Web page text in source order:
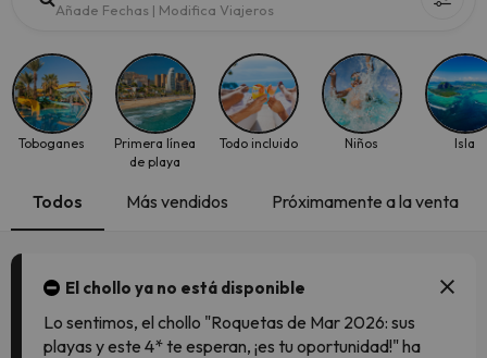
Añade Fechas | Modifica Viajeros
Toboganes
Primera línea
de playa
Todo incluido Niños Isla
Todos Más vendidos Próximamente a la venta
El chollo ya no está disponible
Lo sentimos, el chollo "Roquetas de Mar 2026: sus
playas y este 4* te esperan, ¡es tu oportunidad!" ha